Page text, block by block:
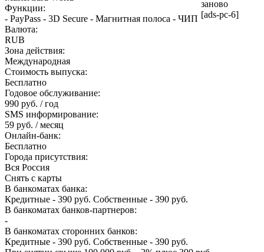
заново
[ads-pc-6]
Функции:
- PayPass - 3D Secure - Магнитная полоса - ЧИП
Валюта:
RUB
Зона действия:
Международная
Стоимость выпуска:
Бесплатно
Годовое обслуживание:
990 руб. / год
SMS информирование:
59 руб. / месяц
Онлайн-банк:
Бесплатно
Города присутствия:
Вся Россия
Снять с карты
В банкоматах банка:
Кредитные - 390 руб. Собственные - 390 руб.
В банкоматах банков-партнеров:
-
В банкоматах сторонних банков:
Кредитные - 390 руб. Собственные - 390 руб.